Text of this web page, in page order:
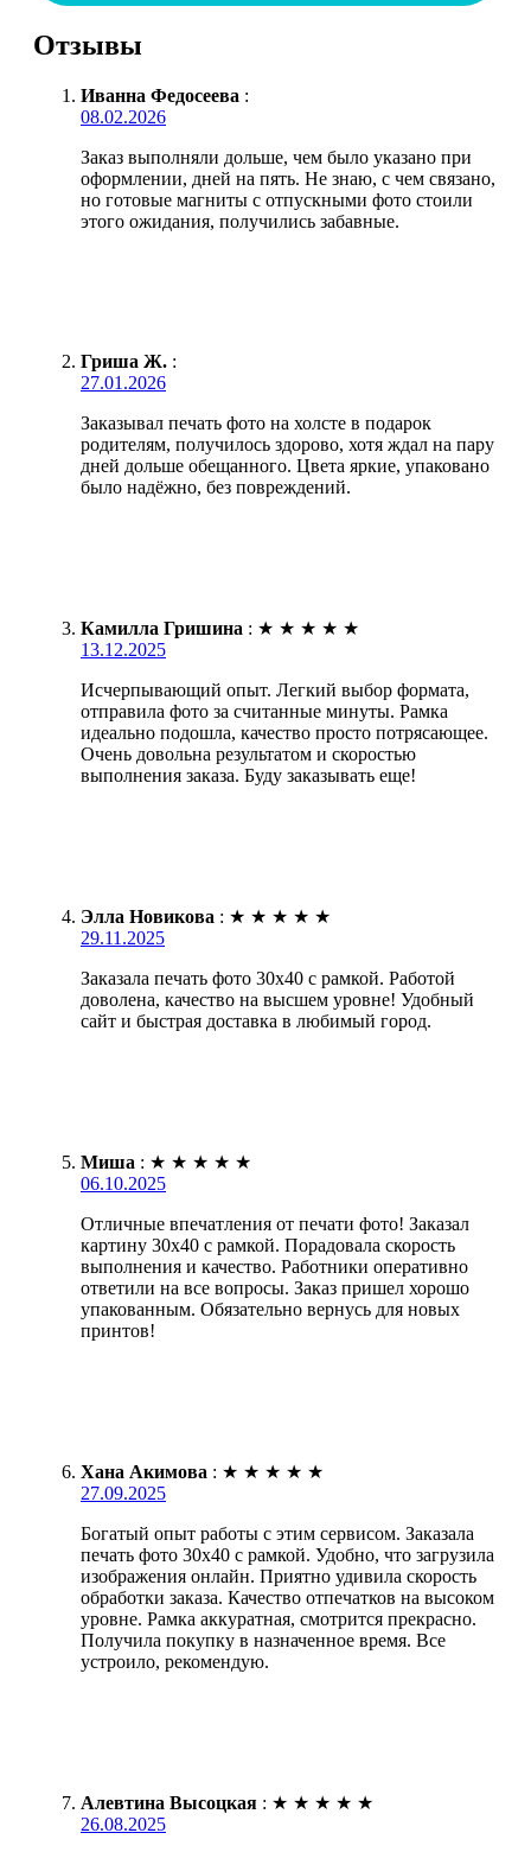
Отзывы
Иванна Федосеева :
08.02.2026
Заказ выполняли дольше, чем было указано при
оформлении, дней на пять. Не знаю, с чем связано,
но готовые магниты с отпускными фото стоили
этого ожидания, получились забавные.
Гриша Ж. :
27.01.2026
Заказывал печать фото на холсте в подарок
родителям, получилось здорово, хотя ждал на пару
дней дольше обещанного. Цвета яркие, упаковано
было надёжно, без повреждений.
Камилла Гришина : ★ ★ ★ ★ ★
13.12.2025
Исчерпывающий опыт. Легкий выбор формата,
отправила фото за считанные минуты. Рамка
идеально подошла, качество просто потрясающее.
Очень довольна результатом и скоростью
выполнения заказа. Буду заказывать еще!
Элла Новикова : ★ ★ ★ ★ ★
29.11.2025
Заказала печать фото 30х40 с рамкой. Работой
доволена, качество на высшем уровне! Удобный
сайт и быстрая доставка в любимый город.
Миша : ★ ★ ★ ★ ★
06.10.2025
Отличные впечатления от печати фото! Заказал
картину 30х40 с рамкой. Порадовала скорость
выполнения и качество. Работники оперативно
ответили на все вопросы. Заказ пришел хорошо
упакованным. Обязательно вернусь для новых
принтов!
Хана Акимова : ★ ★ ★ ★ ★
27.09.2025
Богатый опыт работы с этим сервисом. Заказала
печать фото 30х40 с рамкой. Удобно, что загрузила
изображения онлайн. Приятно удивила скорость
обработки заказа. Качество отпечатков на высоком
уровне. Рамка аккуратная, смотрится прекрасно.
Получила покупку в назначенное время. Все
устроило, рекомендую.
Алевтина Высоцкая : ★ ★ ★ ★ ★
26.08.2025